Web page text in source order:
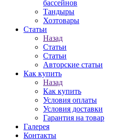
бассейнов
Тандыры
Хозтовары
Статьи
Назад
Статьи
Статьи
Авторские статьи
Как купить
Назад
Как купить
Условия оплаты
Условия доставки
Гарантия на товар
Галерея
Контакты